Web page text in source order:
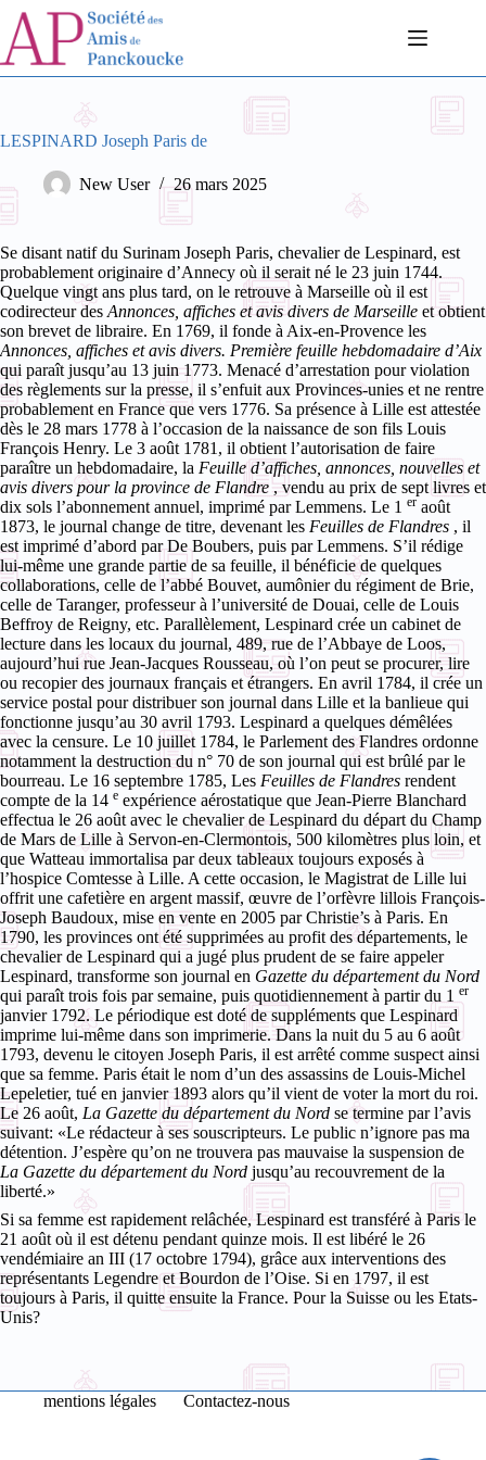
Passer
contenu
LESPINARD Joseph Paris de
New User 26 mars 2025
Se disant natif du Surinam Joseph Paris, chevalier de Lespinard, est
probablement originaire d’Annecy où il serait né le 23 juin 1744.
Quelque vingt ans plus tard, on le retrouve à Marseille où il est
codirecteur des Annonces, affiches et avis divers de Marseille et obtient
son brevet de libraire. En 1769, il fonde à Aix-en-Provence les
Annonces, affiches et avis divers. Première feuille hebdomadaire d’Aix
qui paraît jusqu’au 13 juin 1773. Menacé d’arrestation pour violation
des règlements sur la presse, il s’enfuit aux Provinces-unies et ne rentre
probablement en France que vers 1776. Sa présence à Lille est attestée
dès le 28 mars 1778 à l’occasion de la naissance de son fils Louis
François Henry. Le 3 août 1781, il obtient l’autorisation de faire
paraître un hebdomadaire, la Feuille d’affiches, annonces, nouvelles et
avis divers pour la province de Flandre , vendu au prix de sept livres et
dix sols l’abonnement annuel, imprimé par Lemmens. Le 1 er août
1873, le journal change de titre, devenant les Feuilles de Flandres , il
est imprimé d’abord par De Boubers, puis par Lemmens. S’il rédige
lui-même une grande partie de sa feuille, il bénéficie de quelques
collaborations, celle de l’abbé Bouvet, aumônier du régiment de Brie,
celle de Taranger, professeur à l’université de Douai, celle de Louis
Beffroy de Reigny, etc. Parallèlement, Lespinard crée un cabinet de
lecture dans les locaux du journal, 489, rue de l’Abbaye de Loos,
aujourd’hui rue Jean-Jacques Rousseau, où l’on peut se procurer, lire
ou recopier des journaux français et étrangers. En avril 1784, il crée un
service postal pour distribuer son journal dans Lille et la banlieue qui
fonctionne jusqu’au 30 avril 1793. Lespinard a quelques démêlées
avec la censure. Le 10 juillet 1784, le Parlement des Flandres ordonne
notamment la destruction du n° 70 de son journal qui est brûlé par le
bourreau. Le 16 septembre 1785, Les Feuilles de Flandres rendent
compte de la 14 e expérience aérostatique que Jean-Pierre Blanchard
effectua le 26 août avec le chevalier de Lespinard du départ du Champ
de Mars de Lille à Servon-en-Clermontois, 500 kilomètres plus loin, et
que Watteau immortalisa par deux tableaux toujours exposés à
l’hospice Comtesse à Lille. A cette occasion, le Magistrat de Lille lui
offrit une cafetière en argent massif, œuvre de l’orfèvre lillois François-
Joseph Baudoux, mise en vente en 2005 par Christie’s à Paris. En
1790, les provinces ont été supprimées au profit des départements, le
chevalier de Lespinard qui a jugé plus prudent de se faire appeler
Lespinard, transforme son journal en Gazette du département du Nord
qui paraît trois fois par semaine, puis quotidiennement à partir du 1 er
janvier 1792. Le périodique est doté de suppléments que Lespinard
imprime lui-même dans son imprimerie. Dans la nuit du 5 au 6 août
1793, devenu le citoyen Joseph Paris, il est arrêté comme suspect ainsi
que sa femme. Paris était le nom d’un des assassins de Louis-Michel
Lepeletier, tué en janvier 1893 alors qu’il vient de voter la mort du roi.
Le 26 août, La Gazette du département du Nord se termine par l’avis
suivant: «Le rédacteur à ses souscripteurs. Le public n’ignore pas ma
détention. J’espère qu’on ne trouvera pas mauvaise la suspension de
La Gazette du département du Nord jusqu’au recouvrement de la
liberté.»
Si sa femme est rapidement relâchée, Lespinard est transféré à Paris le
21 août où il est détenu pendant quinze mois. Il est libéré le 26
vendémiaire an III (17 octobre 1794), grâce aux interventions des
représentants Legendre et Bourdon de l’Oise. Si en 1797, il est
toujours à Paris, il quitte ensuite la France. Pour la Suisse ou les Etats-
Unis?
mentions légales Contactez-nous